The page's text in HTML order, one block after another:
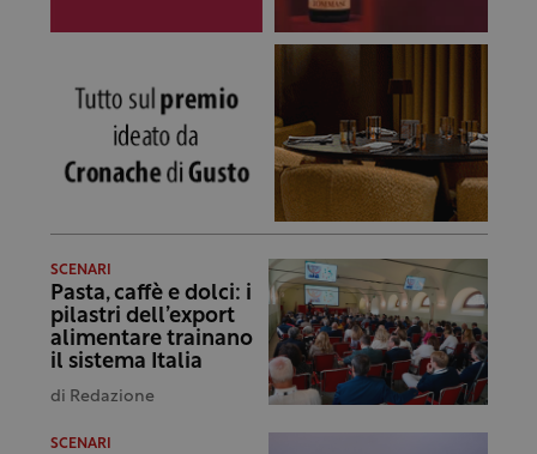
SCENARI
Pasta, caffè e dolci: i
pilastri dell’export
alimentare trainano
il sistema Italia
di Redazione
SCENARI